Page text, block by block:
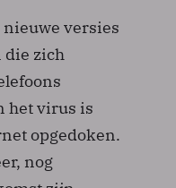
versies
die zich
het virus is
opgedoken.
nog